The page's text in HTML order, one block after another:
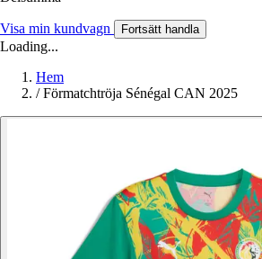
Visa min kundvagn Fortsätt handla
Loading...
Hem
/ Förmatchtröja Sénégal CAN 2025